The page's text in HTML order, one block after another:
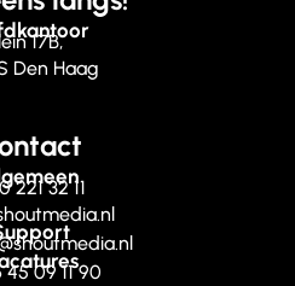
17B,
Den Haag
221 32 11
45 09 11 90